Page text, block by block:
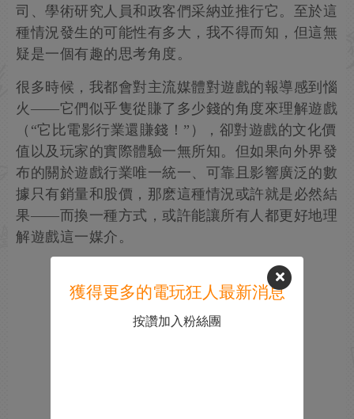
司、學術研究人員和政客們采納並推行它。至於這
種情況發生的可能性有多大，我不得而知，但這無
疑是一個有趣的思考角度。
很多時候，我都會對主流媒體對遊戲的報導感到惱
火——它們似乎隻從賺了多少錢的角度來理解遊戲
（“它比電影行業還賺錢！”），卻對遊戲的文化價
值以及玩家的實際體驗一無所知。但如果向外界發
布的關於遊戲行業唯一統一、可靠且影響廣泛的數
據只有銷量和股價，那麽這種情況或許就是必然結
果——而換一種方式，或許能讓所有人都更好地理
解遊戲這一媒介。
獲得更多的電玩狂人最新消息
按讚加入粉絲團